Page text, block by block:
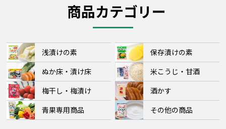
商品カテゴリー
浅漬けの素
保存漬けの素
ぬか床・漬け床
米こうじ・甘酒
梅干し・梅漬け
酒かす
青果専用商品
その他の商品